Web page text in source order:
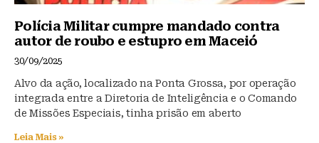
Polícia Militar cumpre mandado contra
autor de roubo e estupro em Maceió
30/09/2025
Alvo da ação, localizado na Ponta Grossa, por operação
integrada entre a Diretoria de Inteligência e o Comando
de Missões Especiais, tinha prisão em aberto
Leia Mais »